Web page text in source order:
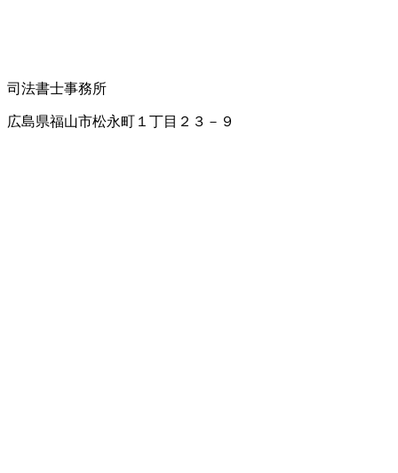
司法書士事務所
広島県福山市松永町１丁目２３－９